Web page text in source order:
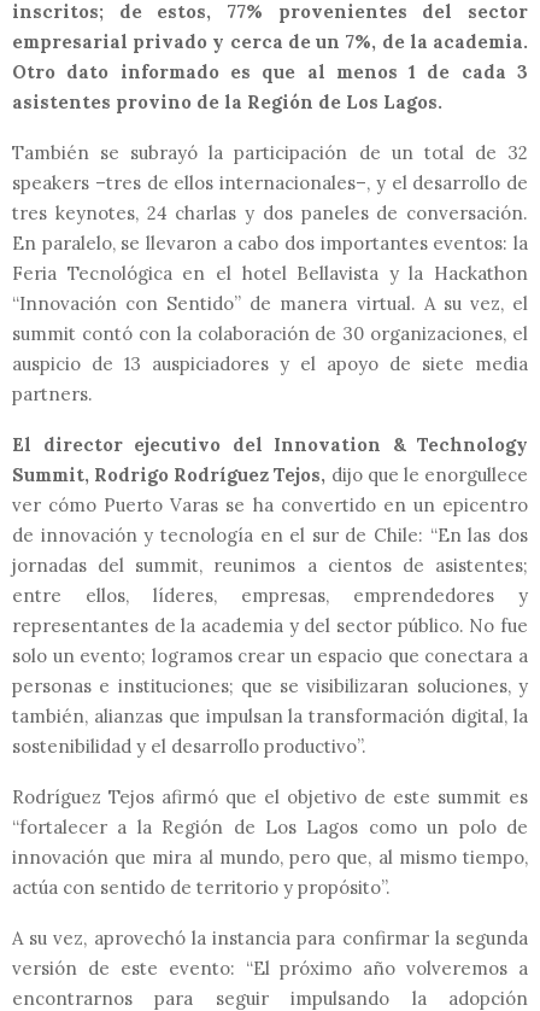
inscritos; de estos, 77% provenientes del sector
empresarial privado y cerca de un 7%, de la academia.
Otro dato informado es que al menos 1 de cada 3
asistentes provino de la Región de Los Lagos.
También se subrayó la participación de un total de 32
speakers –tres de ellos internacionales–, y el desarrollo de
tres keynotes, 24 charlas y dos paneles de conversación.
En paralelo, se llevaron a cabo dos importantes eventos: la
Feria Tecnológica en el hotel Bellavista y la Hackathon
“Innovación con Sentido” de manera virtual. A su vez, el
summit contó con la colaboración de 30 organizaciones, el
auspicio de 13 auspiciadores y el apoyo de siete media
partners.
El director ejecutivo del Innovation & Technology
Summit, Rodrigo Rodríguez Tejos, dijo que le enorgullece
ver cómo Puerto Varas se ha convertido en un epicentro
de innovación y tecnología en el sur de Chile: “En las dos
jornadas del summit, reunimos a cientos de asistentes;
entre ellos, líderes, empresas, emprendedores y
representantes de la academia y del sector público. No fue
solo un evento; logramos crear un espacio que conectara a
personas e instituciones; que se visibilizaran soluciones, y
también, alianzas que impulsan la transformación digital, la
sostenibilidad y el desarrollo productivo”.
Rodríguez Tejos afirmó que el objetivo de este summit es
“fortalecer a la Región de Los Lagos como un polo de
innovación que mira al mundo, pero que, al mismo tiempo,
actúa con sentido de territorio y propósito”.
A su vez, aprovechó la instancia para confirmar la segunda
versión de este evento: “El próximo año volveremos a
encontrarnos para seguir impulsando la adopción